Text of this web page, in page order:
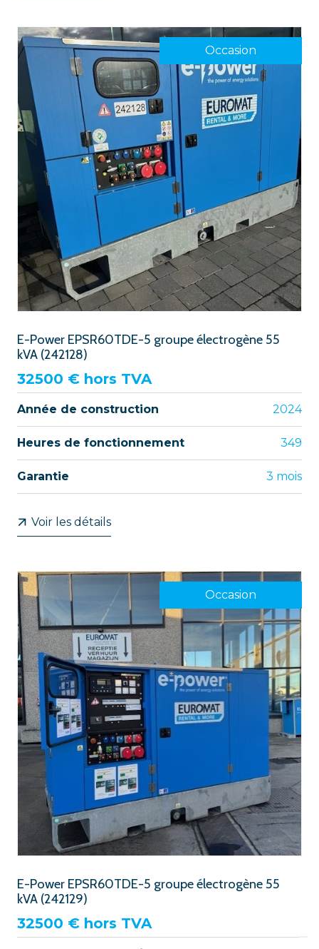
Occasion
E-Power EPSR60TDE-5 groupe électrogène 55
kVA (242128)
32500 € hors TVA
Année de construction 2024
Heures de fonctionnement 349
Garantie 3 mois
Voir les détails
Occasion
E-Power EPSR60TDE-5 groupe électrogène 55
kVA (242129)
32500 € hors TVA